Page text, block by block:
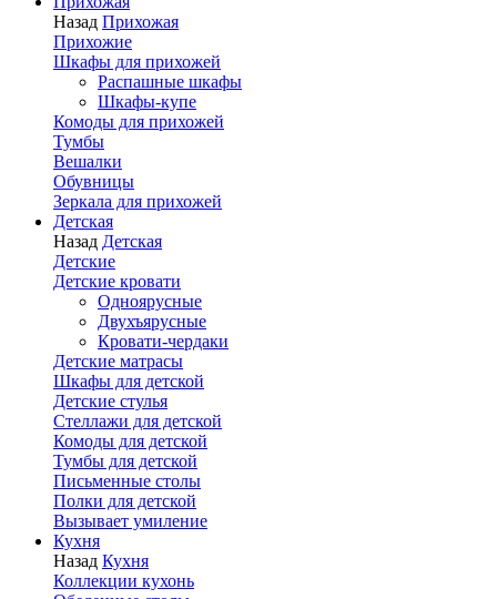
Назад Прихожая
Прихожие
Шкафы для прихожей
Распашные шкафы
Шкафы-купе
Комоды для прихожей
Тумбы
Вешалки
Обувницы
Зеркала для прихожей
Детская
Назад Детская
Детские
Детские кровати
Одноярусные
Двухъярусные
Кровати-чердаки
Детские матрасы
Шкафы для детской
Детские стулья
Стеллажи для детской
Комоды для детской
Тумбы для детской
Письменные столы
Полки для детской
Вызывает умиление
Кухня
Назад Кухня
Коллекции кухонь